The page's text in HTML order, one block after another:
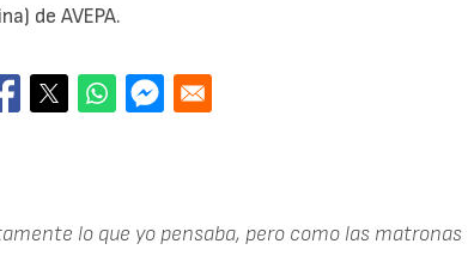
de AVEPA.
lo que yo pensaba, pero como las matronas